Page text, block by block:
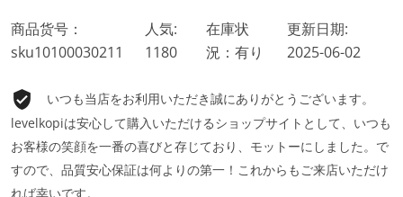
商品货号：
sku10100030211
人気:
1180
在庫状
況：有り
更新日期:
2025-06-02
いつも当店をお利用いただき誠にありがとうございます。
levelkopiは安心して購入いただけるショップサイトとして、いつも
お客様の笑顔を一番の喜びと存じており、モットーにしました。で
すので、品質安心保証は何よりの第一！これからもご来店いただけ
れば幸いです。